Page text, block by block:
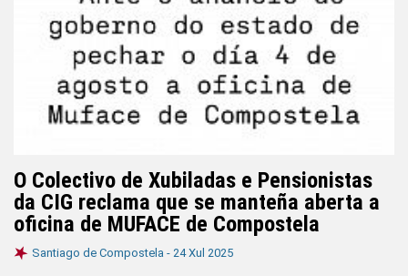
O Colectivo de Xubiladas e Pensionistas
da CIG reclama que se manteña aberta a
oficina de MUFACE de Compostela
Santiago de Compostela - 24 Xul 2025